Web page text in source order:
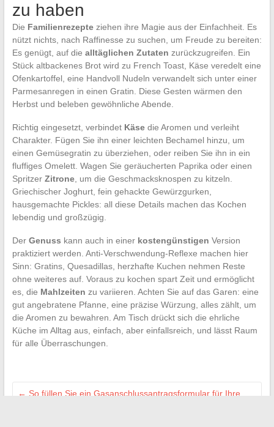
zu haben
Die Familienrezepteziehen ihre Magie aus der Einfachheit. Es
nützt nichts, nach Raffinesse zu suchen, um Freude zu bereiten:
Es genügt, auf die alltäglichen Zutaten zurückzugreifen. Ein
Stück altbackenes Brot wird zu French Toast, Käse veredelt eine
Ofenkartoffel, eine Handvoll Nudeln verwandelt sich unter einer
Parmesanregen in einen Gratin. Diese Gesten wärmen den
Herbst und beleben gewöhnliche Abende.
Richtig eingesetzt, verbindet Käsedie Aromen und verleiht
Charakter. Fügen Sie ihn einer leichten Bechamel hinzu, um
einen Gemüsegratin zu überziehen, oder reiben Sie ihn in ein
fluffiges Omelett. Wagen Sie geräucherten Paprika oder einen
Spritzer Zitrone, um die Geschmacksknospen zu kitzeln.
Griechischer Joghurt, fein gehackte Gewürzgurken,
hausgemachte Pickles: all diese Details machen das Kochen
lebendig und großzügig.
Der Genuss kann auch in einer kostengünstigen Version
praktiziert werden. Anti-Verschwendung-Reflexe machen hier
Sinn: Gratins, Quesadillas, herzhafte Kuchen nehmen Reste
ohne weiteres auf. Voraus zu kochen spart Zeit und ermöglicht
es, die Mahlzeiten zu variieren. Achten Sie auf das Garen: eine
gut angebratene Pfanne, eine präzise Würzung, alles zählt, um
die Aromen zu bewahren. Am Tisch drückt sich die ehrliche
Küche im Alltag aus, einfach, aber einfallsreich, und lässt Raum
für alle Überraschungen.
← So füllen Sie ein Gasanschlussantragsformular für Ihre